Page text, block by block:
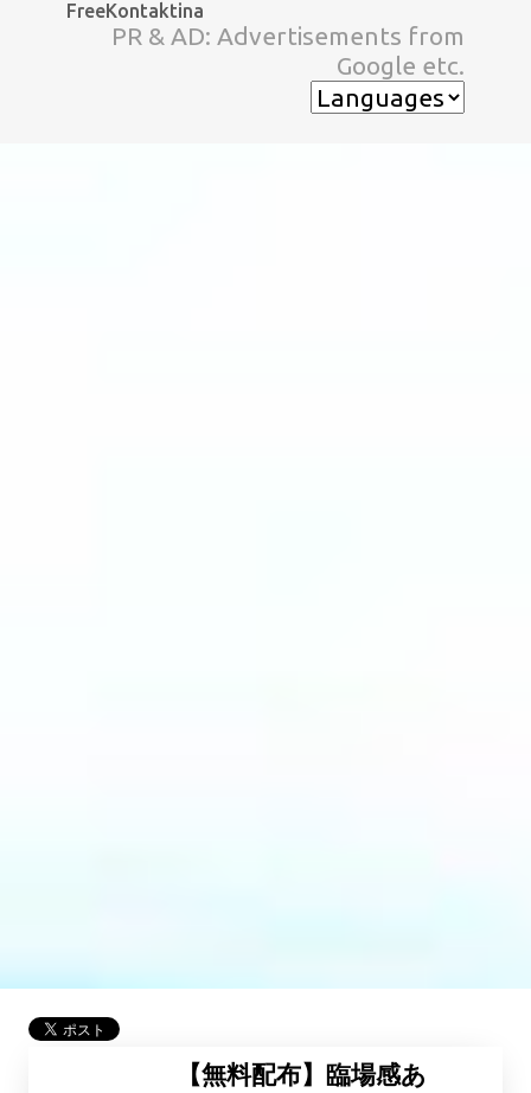
スキップしてメイン コンテンツに移動
FreeKontaktina
PR & AD: Advertisements from
Google etc.
【無料配布】臨場感あ